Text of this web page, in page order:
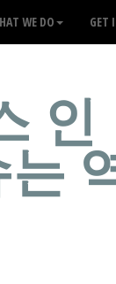
WE DO GET
인